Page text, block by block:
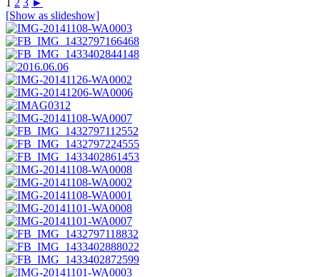
1 2 3 ►
[Show as slideshow]